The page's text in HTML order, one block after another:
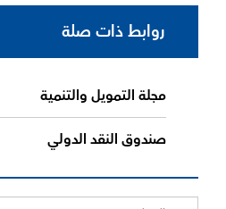
روابط ذات صلة
مجلة التمويل والتنمية
صندوق النقد الدولي